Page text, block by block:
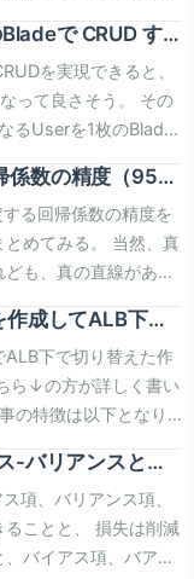
と真の回帰
これ。 [clink
05/15/
タがどれくらい離れて
るのでなければ、 回
きに誤差が出てく
は訓練データを使っ
帰直線で予測した
ータに対応して変動
(y_i-
変動するかだから標準
はなくて分布の自由
があって、 不偏推定
1)ではなく(n-2)で割
分布になりそうだけれ
だろうか...。
で CRUD す
を実現できると、
って良さそう。 その
るUserを1枚のBlade
要素と制御が増えて
が増えたとしても1つ
のかもしれないが、 1
もしれないので、そ
の
以下。showのパラメ
Update、なければ
は、本質的に分ける
ある。 firstOrNew()を
スを読み込んでくれ
る。ただしレコード
レコードを作成す
係数の精度（95%
る回帰係数の精度を
めてみる。 当然、真
も、真の直線がある
て話せるようにな
) 回帰係
を使って線形回帰し
帰
sum of
トは既に与えられて
の関
成してALB下で
Update Blue
下で切り替えた作
ら↓の方が詳しく書い
の特徴は以下となり
の外に用意する
items/
-バリアンスと過
項、バリアンス項、
ことと、 損失は削減
バイアス項、バアリ